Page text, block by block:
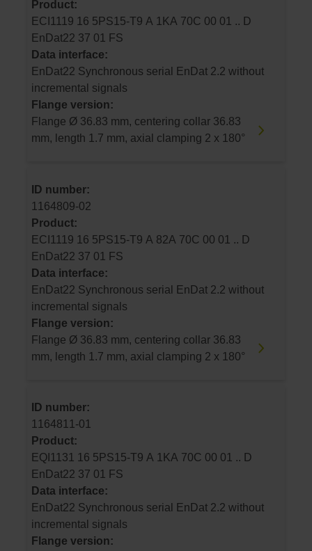
Product:
ECI1119 16 5PS15-T9 A 1KA 70C 00 01 .. D
EnDat22 37 01 FS
Data interface:
EnDat22 Synchronous serial EnDat 2.2 without
incremental signals
Flange version:
Flange Ø 36.83 mm, centering collar 36.83
mm, length 1.7 mm, axial clamping 2 x 180°
ID number:
1164809-02
Product:
ECI1119 16 5PS15-T9 A 82A 70C 00 01 .. D
EnDat22 37 01 FS
Data interface:
EnDat22 Synchronous serial EnDat 2.2 without
incremental signals
Flange version:
Flange Ø 36.83 mm, centering collar 36.83
mm, length 1.7 mm, axial clamping 2 x 180°
ID number:
1164811-01
Product:
EQI1131 16 5PS15-T9 A 1KA 70C 00 01 .. D
EnDat22 37 01 FS
Data interface:
EnDat22 Synchronous serial EnDat 2.2 without
incremental signals
Flange version: